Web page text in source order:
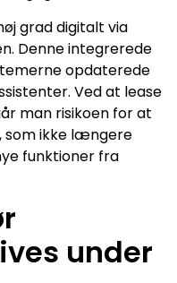
grad digitalt via
Denne integrerede
opdaterede
Ved at lease
man risikoen for at
ikke længere
funktioner fra
under